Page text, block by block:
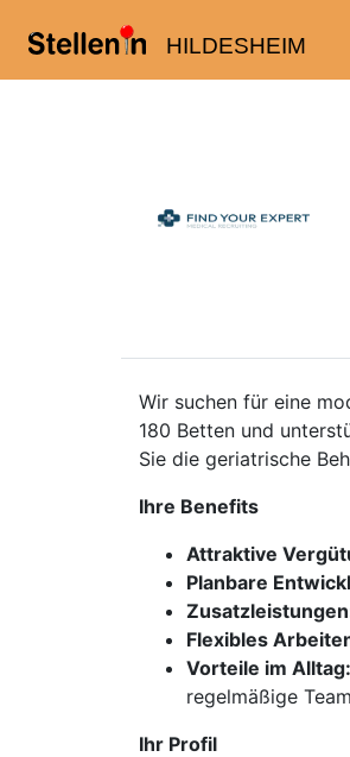
HILDESHEIM
Wir suchen für eine
180 Betten und
Sie die geriatrische
Ihre Benefits
Attraktive
Planbare
Flexibles
Vorteile im Alltag:
regelmäßige
Ihr Profil